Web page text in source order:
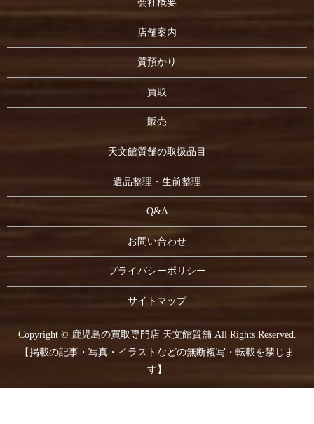
会社概要
店舗案内
質預かり
買取
販売
天文館質舗の取扱品目
遺品整理・生前整理
Q&A
お問い合わせ
プライバシーポリシー
サイトマップ
Copyright © 鹿児島の買取専門店 天文館質舗 All Rights Reserved.
【掲載の記事・写真・イラストなどの無断複写・転載を禁じま
す】